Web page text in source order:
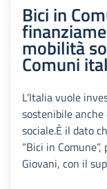
Bici in
mobilità
Comuni
L’Italia vuole
sostenibile
sociale.È il dato
“Bici in
Giovani, con il